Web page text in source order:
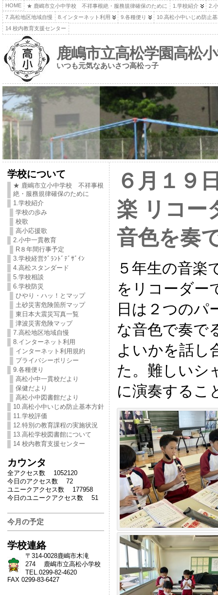
HOME ★ 鹿嶋市立小中学校 不祥事根絶・服務規律確保のために 1.学校紹介
2.
7.高松地区地域自慢
8.インターネット利用 9.各種便り
10.高松小中いじめ防止
14 校内教育支援センター
鹿嶋市立高松学園高松
いつも元気なあいさつ高松っ子
学校について
★ 鹿嶋市立小中学校 不祥事根
絶・服務規律確保のために
1.学校紹介
学校の歩み
校歌
高小応援歌
2.小中一貫教育
R８年間行事予定
3.学校経営ｸﾞﾗﾝﾄﾞﾃﾞｻﾞｲﾝ
4.高松スタンダード
5.学校相談
6.学校防災
ひやり・ハッ！とマップ
土砂災害危険箇所マップ
東日本大震災写真一覧
津波災害危険マップ
7.高松地区地域自慢
8.インターネット利用
インターネット利用規約
プライバシーポリシー
9.各種便り
高松小中一貫校だより
保健だより
高松小中図書館だより
10.高松小中いじめ防止基本方針
11.学校評価
12.特別の教育課程の実施状況
13.高松学校図書館について
14 校内教育支援センター
カウンタ
全アクセス数 1052120
今日のアクセス数 72
ユニークアクセス数 177958
今日のユニークアクセス数 51
今月の予定
学校連絡
〒314-0028鹿嶋市木滝
274 鹿嶋市立高松小学校
TEL.0299-82-4620
FAX 0299-83-6427
６月１９
楽 リコー
音色を奏
５年生の音楽
をリコーダー
日は２つのパ
な音色で奏で
よいかを話し
た。難しいシ
に演奏するこ